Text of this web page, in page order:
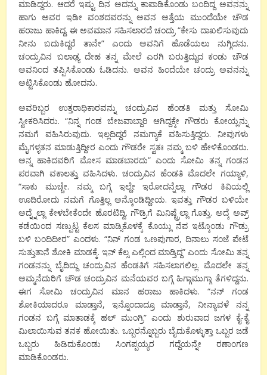
ಮಾಡಿದ್ದರು. ಆದರೆ ಇಷ್ಟು ದಿನ ಅದನ್ನು ಕಾಪಾಡಿಕೊಂಡು ಬಂದಿದ್ದ ಅವನನ್ನು
ಹಾಗು ಅವರ ಇಡೀ ವಂಶದವರನ್ನು ಅವನ ಅತ್ತೆಯ ಮುಂದೆಯೇ ಚೌಡ
ಹರಾಜು ಹಾಕಿದ್ದ. ಈ ಅವಮಾನ ಸಹಿಸಲಾರದೆ ಚಂದ್ರು “ಕೇಸು ದಾಖಲಿಸುವುದು
ನೀನು ಬದುಕಿದ್ದರೆ ತಾನೇ” ಎಂದು ಅವನಿಗೆ ಹೊಡೆಯಲು ನುಗ್ಗಿದನು.
ಚಂದ್ರುವಿನ ಬಲಾಢ್ಯ ದೇಹ ತನ್ನ ಮೇಲೆ ಎರಗಿ ಬರುತ್ತಿದ್ದುದ ಕಂಡು ಚೌಡ
ಅವನಿಂದ ತಪ್ಪಿಸಿಕೊಂಡು ಓಡಿದನು. ಅವನ ಹಿಂದೆಯೇ ಚಂದ್ರು ಅವನನ್ನು
ಅಟ್ಟಿಸಿಕೊಂಡು ಹೋದನು.
ಅವರಿಬ್ಬರ ಉತ್ತರಾಧಿಕಾರವನ್ನು ಚಂದ್ರುವಿನ ಹೆಂಡತಿ ಮತ್ತು ಸೋಮಿ
ಸ್ವೀಕರಿಸಿದರು. “ನಿನ್ನ ಗಂಡ ಬೇಜವಾಬ್ದಾರಿ ಆಗಿದ್ದಕ್ಕೇ ಗೌಡರು ಕೋಯ್ಲನ್ನು
ನಮಗೆ ವಹಿಸಿರುವುದು. ಇಲ್ಲದಿದ್ದರೆ ನಮಗ್ಯಾಕೆ ವಹಿಸುತ್ತಿದ್ದರು. ನೀವುಗಳು
ಮೈಗಳ್ಳತನ ಮಾಡುತ್ತಿದ್ದೀರ ಎಂದು ಗೌಡರೇ ಸ್ವತಃ ನಮ್ಮ ಬಳಿ ಹೇಳಿಕೊಂಡರು.
ಅನ್ನ ಹಾಕಿದವರಿಗೆ ಮೋಸ ಮಾಡಬಾರದು” ಎಂದು ಸೋಮಿ ತನ್ನ ಗಂಡನ
ಪರವಾಗಿ ವಕಾಲತ್ತು ವಹಿಸಿದಳು. ಚಂದ್ರುವಿನ ಹೆಂಡತಿ ಮೊದಲೇ ಗಯ್ಯಾಳಿ,
“ಸಾಕು ಮುಚ್ಚೇ. ನಮ್ಮ ಬಗ್ಗೆ ಇಲ್ದೇ ಇರೋದನ್ನೆಲ್ಲಾ ಗೌಡರ ಕಿವಿಯಲ್ಲಿ
ಊದಿರೋದು ನಮಗೆ ಗೊತ್ತಿಲ್ಲ ಅನ್ಕೊಂಡಿದ್ದೀಯ. ಇವತ್ತು ಗೌಡರ ಬಳಿಯೇ
ಅದ್ನ್ನೆಲ್ಲಾ ಕೇಳಬೇಕೆಂದೇ ಹೊರಟಿದ್ವಿ. ಗೌಡ್ರಿಗೆ ಮಿನಿಷ್ಟ್ರೆಲ್ಲಾ ಗೊತ್ತು. ಅದ್ಕೆ ಅವ್ರ್
ಕಡೆಯಿಂದ ಸಣ್ಪುಟ್ಟ ಕೆಲಸ ಮಾಡ್ಸಿಕೊಳಕ್ಕೆ ಕೊಯ್ಲು ನೆಪ ಇಟ್ಕೊಂಡು ಗೌಡ್ರು
ಬಳಿ ಬಂದಿದೀರ‌” ಎಂದಳು. “ನಿನ್ ಗಂಡ ಒಣಪುಗಾರ, ದಿನಾಲು ಸಂಜೆ ಪೇಟೆ
ಸುತ್ತುತಾನೆ ಶೋಕಿ ಮಾಡಕ್ಕೆ. ಇನ್ ಕೆಲ್ಸ ಎಲ್ಲಿಂದ ಮಾಡ್ತಿದ್ದ” ಎಂದು ಸೋಮಿ ತನ್ನ
ಗಂಡನನ್ನು ಬೈದಿದ್ದು ಚಂದ್ರುವಿನ ಹೆಂಡತಿಗೆ ಸಹಿಸಲಾಗಲಿಲ್ಲ. ಮೊದಲೇ ತನ್ನ
ಅಮ್ಮನೆದುರಿಗೆ ಚೌಡ ಚಂದ್ರುವಿನ ಮನೆಯವರ ಬಗ್ಗೆ ಹಿಗ್ಗಾಮುಗ್ಗಾ ತೆಗಳಿದ್ದನು.
ಈಗ ಸೋಮಿ ಚಂದ್ರುವಿನ ಮಾನ ಹರಾಜು ಹಾಕಿದಳು. “ನನ್ ಗಂಡ
ಶೋಕಿಯಾದರೂ ಮಾಡ್ತಾನೆ, ಇನ್ನೊಂದಾದ್ರೂ ಮಾಡ್ತಾನೆ, ನೀನ್ಯಾವಳೆ ನನ್ನ
ಗಂಡನ ಬಗ್ಗೆ ಮಾತಾಡಕ್ಕೆ ಹಲ್ ಮುಂಗ್ರಿ” ಎಂದು ಶುರುವಾದ ಜಗಳ ಕೈ-ಕೈ
ಮಿಲಾಯಿಸುವ ತನಕ ಹೋಯಿತು. ಒಬ್ಬರನ್ನೊಬ್ಬರು ಬೈದುಕೊಳ್ಳುತ್ತಾ ಒಬ್ಬರ ಜಡೆ
ಒಬ್ಬರು ಹಿಡಿದುಕೊಂಡು ಸಿಂಗಪ್ಪಯ್ಯರ ಗದ್ದೆಯನ್ನೇ ರಣಾಂಗಣ
ಮಾಡಿಕೊಂಡರು.